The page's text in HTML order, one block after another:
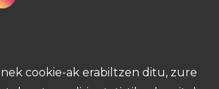
cookie-ak erabiltzen ditu, zure